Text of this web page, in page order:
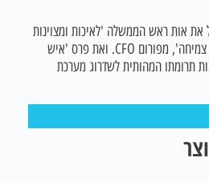
אות ראש הממשלה 'לאיכות ומצוינות
ביצירת סביבה עסקית תומכת צמיחה', מפורום CFO. ואת פרס 'איש
המהותית לשדרוג מערכת